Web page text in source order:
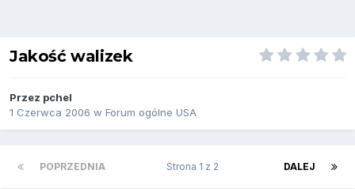
Jakość walizek
Przez pchel
1 Czerwca 2006 w Forum ogólne USA
POPRZEDNIA DALEJ
Strona 1 z 2